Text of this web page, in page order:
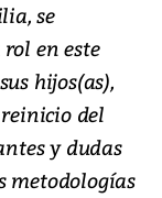
se
en este
hijos(as),
del
y dudas
metodologías